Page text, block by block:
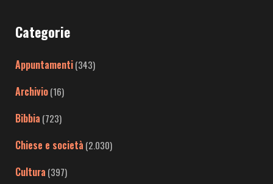
Categorie
Appuntamenti(343)
Archivio(16)
Bibbia (723)
Chiese e società (2.030)
Cultura (397)